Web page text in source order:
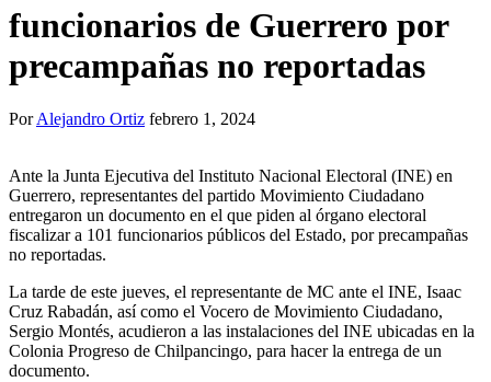
funcionarios de Guerrero por
precampañas no reportadas
PorAlejandro Ortiz febrero 1, 2024
Ante la Junta Ejecutiva del Instituto Nacional Electoral (INE) en
Guerrero, representantes del partido Movimiento Ciudadano
entregaron un documento en el que piden al órgano electoral
fiscalizar a 101 funcionarios públicos del Estado, por precampañas
no reportadas.
La tarde de este jueves, el representante de MC ante el INE, Isaac
Cruz Rabadán, así como el Vocero de Movimiento Ciudadano,
Sergio Montés, acudieron a las instalaciones del INE ubicadas en la
Colonia Progreso de Chilpancingo, para hacer la entrega de un
documento.